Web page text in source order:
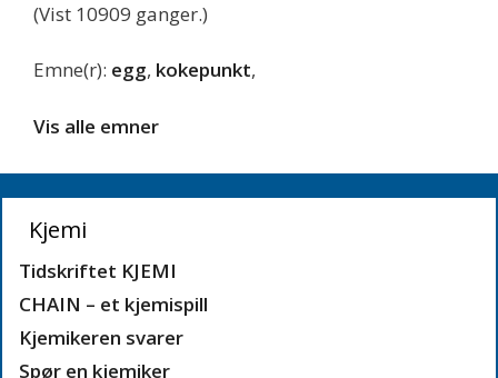
(Vist 10909 ganger.)
Emne(r): egg, kokepunkt,
Vis alle emner
Kjemi
Tidskriftet KJEMI
CHAIN – et kjemispill
Kjemikeren svarer
Spør en kjemiker